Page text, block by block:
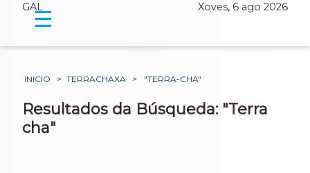
GAL Xoves, 6 ago 2026
☰
INICIO > TERRACHAXA > "TERRA-CHA"
Resultados da Búsqueda: "Terra
cha"